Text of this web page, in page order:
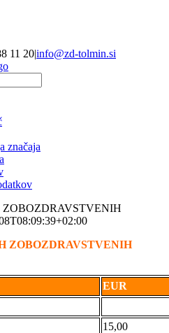
11 20|info@zd-tolmin.si
značaja
ZOBOZDRAVSTVENIH
EUR
15,00